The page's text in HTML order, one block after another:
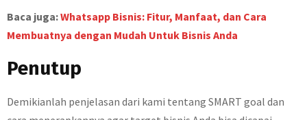
Baca juga:Whatsapp Bisnis: Fitur, Manfaat, dan Cara
Membuatnya dengan Mudah Untuk Bisnis Anda
Penutup
Demikianlah penjelasan dari kami tentang SMART goal dan